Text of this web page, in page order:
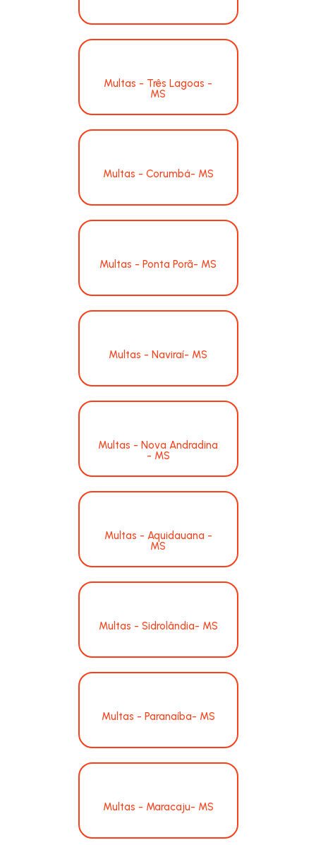
Multas - Três Lagoas -
MS
Multas - Corumbá- MS
Multas - Ponta Porã- MS
Multas - Naviraí- MS
Multas - Nova Andradina
- MS
Multas - Aquidauana -
MS
Multas - Sidrolândia- MS
Multas - Paranaíba- MS
Multas - Maracaju- MS